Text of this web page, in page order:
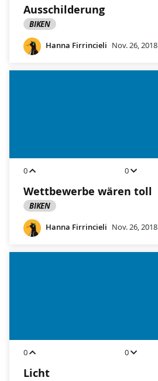
Ausschilderung
BIKEN
Hanna Firrincieli Nov. 26, 2018
0 0
Wettbewerbe wären toll
BIKEN
Hanna Firrincieli Nov. 26, 2018
0 0
Licht